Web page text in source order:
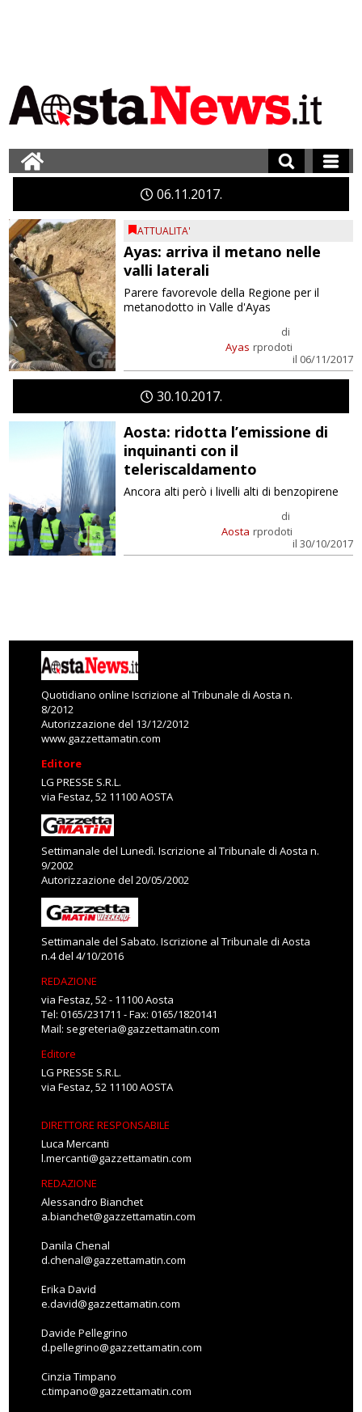
06 11 2017
ATTUALITA'
Ayas: arriva il metano nelle
valli laterali
Ayas
di
rprodoti
il 06/11/2017
Parere favorevole della Regione per il
metanodotto in Valle d'Ayas
30 10 2017
Aosta: ridotta l’emissione di
inquinanti con il
teleriscaldamento
Aosta
di
rprodoti
il 30/10/2017
Ancora alti però i livelli alti di benzopirene
Quotidiano online Iscrizione al Tribunale di Aosta n.
8/2012
Autorizzazione del 13/12/2012
www.gazzettamatin.com
Editore
LG PRESSE S.R.L.
via Festaz, 52 11100 AOSTA
Settimanale del Lunedì. Iscrizione al Tribunale di Aosta n.
9/2002
Autorizzazione del 20/05/2002
Settimanale del Sabato. Iscrizione al Tribunale di Aosta
n.4 del 4/10/2016
REDAZIONE
via Festaz, 52 - 11100 Aosta
Tel: 0165/231711 - Fax: 0165/1820141
Mail: segreteria@gazzettamatin.com
Editore
LG PRESSE S.R.L.
via Festaz, 52 11100 AOSTA
DIRETTORE RESPONSABILE
Luca Mercanti
l.mercanti@gazzettamatin.com
REDAZIONE
Alessandro Bianchet
a.bianchet@gazzettamatin.com
Danila Chenal
d.chenal@gazzettamatin.com
Erika David
e.david@gazzettamatin.com
Davide Pellegrino
d.pellegrino@gazzettamatin.com
Cinzia Timpano
c.timpano@gazzettamatin.com